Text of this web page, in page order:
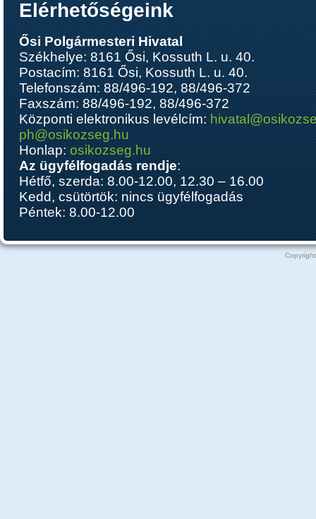
Elérhetőségeink
Ősi Polgármesteri Hivatal
Székhelye: 8161 Ősi, Kossuth L. u. 40.
Postacím: 8161 Ősi, Kossuth L. u. 40.
Telefonszám: 88/496-192, 88/496-372
Faxszám: 88/496-192, 88/496-372
Központi elektronikus levélcím:
ph@osikozseg.hu
Honlap:osikozseg.hu
Az ügyfélfogadás rendje:
Hétfő, szerda: 8.00-12.00, 12.30 – 16.00
Kedd, csütörtök: nincs ügyfélfogadás
Péntek: 8.00-12.00